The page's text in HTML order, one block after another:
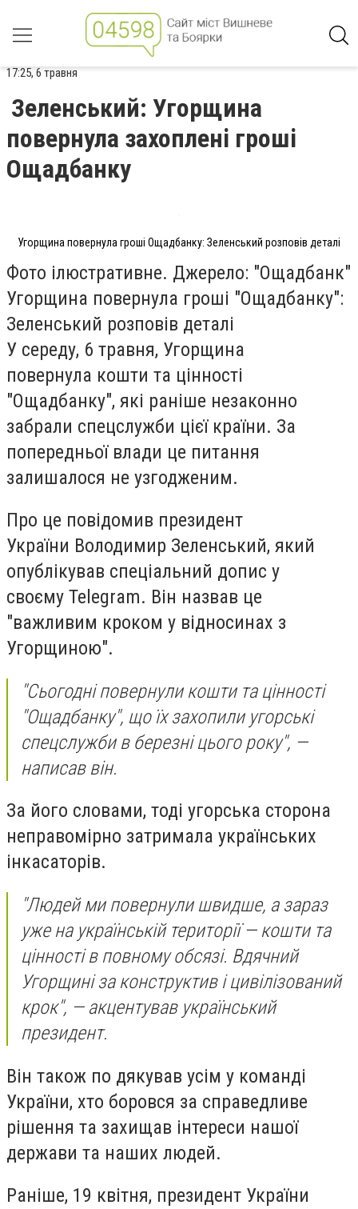
17:25, 6 травня
Зеленський: Угорщина
повернула захоплені гроші
Ощадбанку
Угорщина повернула гроші Ощадбанку: Зеленський розповів деталі
Фото ілюстративне. Джерело: "Ощадбанк"
Угорщина повернула гроші "Ощадбанку":
Зеленський розповів деталі
У середу, 6 травня, Угорщина
повернула кошти та цінності
"Ощадбанку", які раніше незаконно
забрали спецслужби цієї країни. За
попередньої влади це питання
залишалося не узгодженим.
Про це повідомив президент
України Володимир Зеленський, який
опублікував спеціальний допис у
своєму Telegram. Він назвав це
"важливим кроком у відносинах з
Угорщиною".
"Сьогодні повернули кошти та цінності
"Ощадбанку", що їх захопили угорські
спецслужби в березні цього року", —
написав він.
За його словами, тоді угорська сторона
неправомірно затримала українських
інкасаторів.
"Людей ми повернули швидше, а зараз
уже на українській території — кошти та
цінності в повному обсязі. Вдячний
Угорщині за конструктив і цивілізований
крок", — акцентував український
президент.
Він також по дякував усім у команді
України, хто боровся за справедливе
рішення та захищав інтереси нашої
держави та наших людей.
Раніше, 19 квітня, президент України